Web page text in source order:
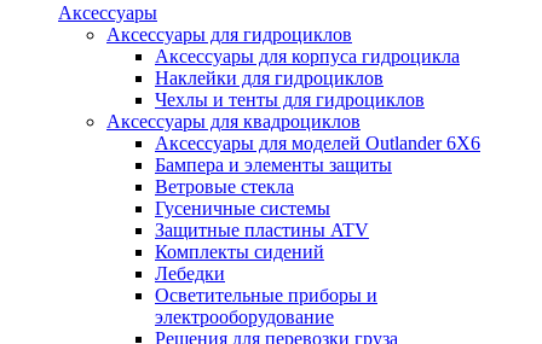
Аксессуары
Аксессуары для гидроциклов
Аксессуары для корпуса гидроцикла
Наклейки для гидроциклов
Чехлы и тенты для гидроциклов
Аксессуары для квадроциклов
Аксессуары для моделей Outlander 6X6
Бампера и элементы защиты
Ветровые стекла
Гусеничные системы
Защитные пластины ATV
Комплекты сидений
Лебедки
Осветительные приборы и
электрооборудование
Решения для перевозки груза